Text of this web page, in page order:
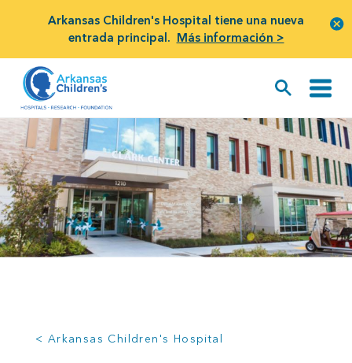
Arkansas Children's Hospital tiene una nueva
entrada principal. Más información >
< Arkansas Children's Hospital